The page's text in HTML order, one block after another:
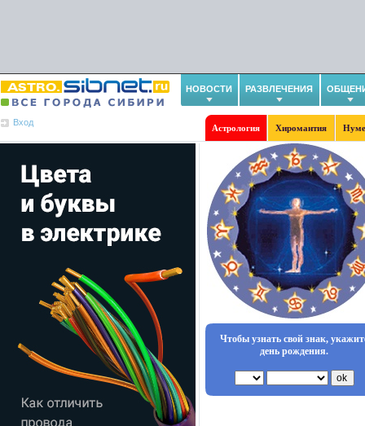
НОВОСТИ РАЗВЛЕЧЕНИЯ
Вход
Астрология Хиромантия
Чтобы узнать свой знак,
день рождения.